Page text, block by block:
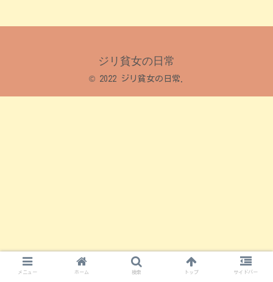
ジリ貧女の日常
© 2022 ジリ貧女の日常.
メニュー ホーム 検索 トップ サイドバー